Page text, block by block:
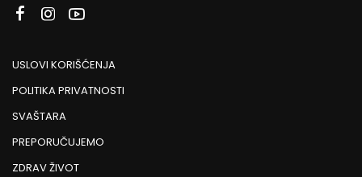
USLOVI KORIŠĆENJA
POLITIKA PRIVATNOSTI
SVAŠTARA
PREPORUČUJEMO
ZDRAV ŽIVOT